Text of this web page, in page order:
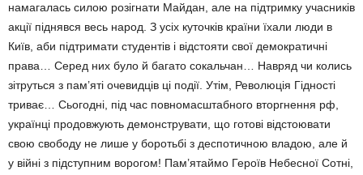
намагалась силою розігнати Майдан, але на підтримку учасників
акції піднявся весь народ. З усіх куточків країни їхали люди в
Київ, аби підтримати студен­тів і відстояти свої демократичні
права… Серед них було й багато сокальчан… Нав­ряд чи колись
зітруться з пам’яті очевидців ці події. Утім, Революція Гідності
триває… Сьогодні, під час повномасштабного вторг­нення рф,
українці продовжують демон­струвати, що готові відстоювати
свою сво­боду не лише у боротьбі з деспотичною владою, але й
у війні з підступним ворогом! Пам’ятаймо Героїв Небесної Сотні,